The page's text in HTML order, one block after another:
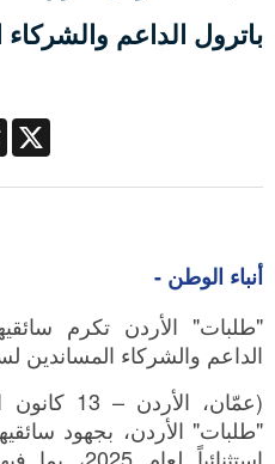
باترول الداعم والشركاء
X
أنباء الوطن -
"طلبات" الأردن تكرم
الداعم والشركاء المساندين لسنة
"طلبات" الأردن، بجهود